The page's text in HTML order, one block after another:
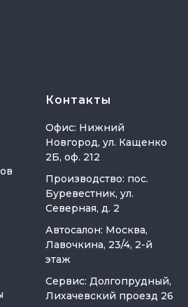
Контакты
Офис: Нижний
Новгород, ул. Кащенко
2Б, оф. 212
Производство: пос.
Буревестник, ул.
Северная, д. 2
Автосалон: Москва,
Лавочкина, 23/4, 2-й
этаж
Сервис: Долгопрудный,
Лихачевский проезд 26